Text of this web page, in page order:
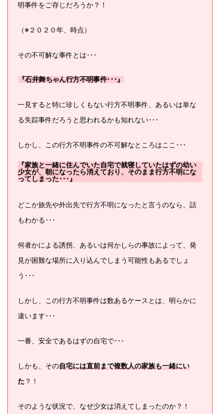
明事件をご存じだろうか？！
（※２０２０年、時点）
その不可解な事件とは･･･
『石井舞ちゃん行方不明事件･･･』
一見すると特に珍しくもない行方不明事件、あるいは単な
る失踪事件だろうと思われるかも知れない･･･
しかし、この行方不明事件の不可解なところはここ･･･
『家族と一緒に住んでいた自宅で就寝していたはずの幼い
少女が、朝になったら消えており、そのまま行方不明にな
ってしまった･･･』
どこか旅先や外出先で行方不明になったと言うのなら、話
もわかる･･･
何者かによる誘拐、あるいは何かしらの事故によって、発
見が困難な場所に入り込んでしまう可能性もあるでしょ
う･･･
しかし、この行方不明事件は数あるケースとは、明らかに
違います･･･
一番、安全であるはずの自宅で･･･
しかも、その自宅には直前まで複数人の家族も一緒にい
た ？！
そのような状況で、なぜ少女は消えてしまったのか？！